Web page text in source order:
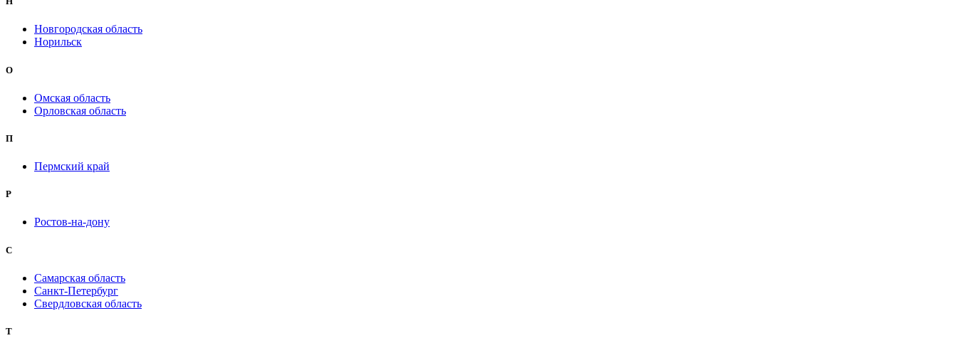
Новгородская область
Норильск
О
Омская область
Орловская область
П
Пермский край
Р
Ростов-на-дону
С
Самарская область
Санкт-Петербург
Свердловская область
Т